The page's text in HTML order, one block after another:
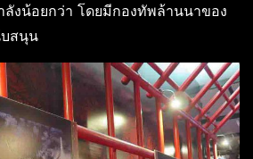
งน้อยกว่า โดยมีกองทัพล้านนาของ
บสนุน